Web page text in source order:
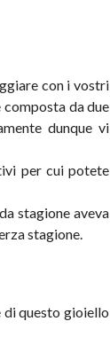
con i vostri
composta da due
dunque vi
per cui potete
stagione aveva
stagione.
di questo gioiello